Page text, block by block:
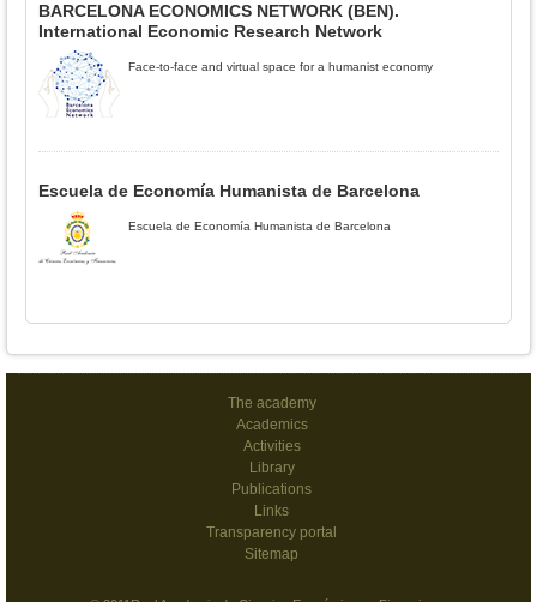
BARCELONA ECONOMICS NETWORK (BEN).
International Economic Research Network
Face-to-face and virtual space for a humanist economy
Escuela de Economía Humanista de Barcelona
Escuela de Economía Humanista de Barcelona
The academy
Academics
Activities
Library
Publications
Links
Transparency portal
Sitemap